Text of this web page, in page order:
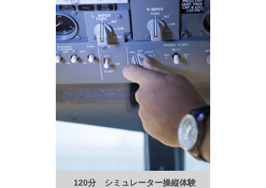
120分 シミュレーター操縦体験